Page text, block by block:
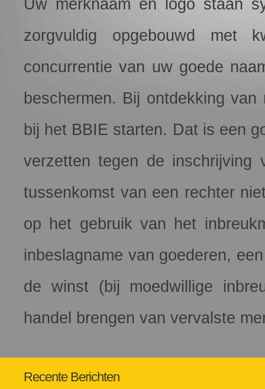
Uw merknaam en logo staan
zorgvuldig opgebouwd met
concurrentie van uw goede
beschermen. Bij ontdekking van
bij het BBIE starten. Dat is een
verzetten tegen de
tussenkomst van een rechter
op het gebruik van het
inbeslagname van goederen,
de winst (bij moedwillige
handel brengen van vervalste
Recente Berichten